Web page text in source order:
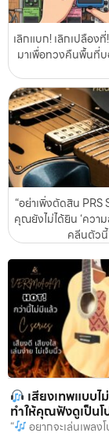
เลิกแบก! เลิกเปลือง
มาเพื่อทวงคืนพื้นที่
“อย่าเพิ่งตัดสิน PRS
คุณยังไม่ได้ยิน ‘ความ
คลีนตัวนี้
เสียงเทพแบบ
ทำให้คุณฟังดูเป็นโ
“ อยากจะเล่นเพลง